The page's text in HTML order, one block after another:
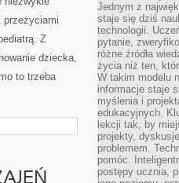
przeżyciami
Z
dziecka,
to trzeba
Jednym z
staje się dziś
technologii.
pytanie,
różne źródła
życia niż ten,
W takim modelu
informacje staje
myślenia i
edukacyjnych.
lekcji tak, by
projekty,
problemem.
pomóc.
postępy ucznia,